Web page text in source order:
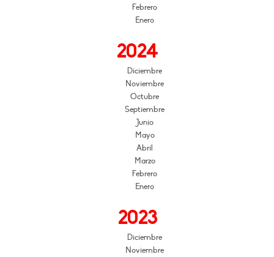
Febrero
Enero
2024
Diciembre
Noviembre
Octubre
Septiembre
Junio
Mayo
Abril
Marzo
Febrero
Enero
2023
Diciembre
Noviembre